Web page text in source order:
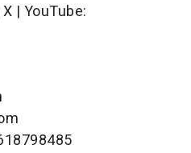
| YouTube: